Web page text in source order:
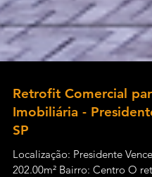
Retrofit Comercial
Imobiliária -